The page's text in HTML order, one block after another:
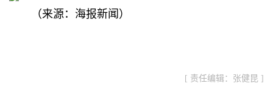
（来源：海报新闻）
[ 责任编辑：张健昆 ]